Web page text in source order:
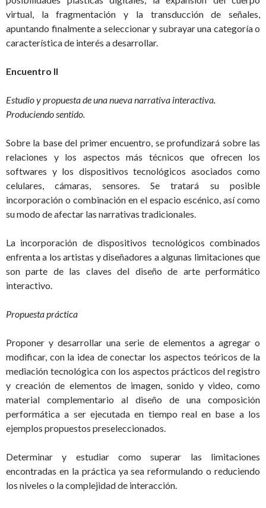
virtual, la fragmentación y la transducción de señales,
apuntando finalmente a seleccionar y subrayar una categoría o
característica de interés a desarrollar.
Encuentro II
Estudio y propuesta de una nueva narrativa interactiva.
Produciendo sentido.
Sobre la base del primer encuentro, se profundizará sobre las
relaciones y los aspectos más técnicos que ofrecen los
softwares y los dispositivos tecnológicos asociados como
celulares, cámaras, sensores. Se tratará su posible
incorporación o combinación en el espacio escénico, así como
su modo de afectar las narrativas tradicionales.
La incorporación de dispositivos tecnológicos combinados
enfrenta a los artistas y diseñadores a algunas limitaciones que
son parte de las claves del diseño de arte performático
interactivo.
Propuesta práctica
Proponer y desarrollar una serie de elementos a agregar o
modificar, con la idea de conectar los aspectos teóricos de la
mediación tecnológica con los aspectos prácticos del registro
y creación de elementos de imagen, sonido y video, como
material complementario al diseño de una composición
performática a ser ejecutada en tiempo real en base a los
ejemplos propuestos preseleccionados.
Determinar y estudiar como superar las limitaciones
encontradas en la práctica ya sea reformulando o reduciendo
los niveles o la complejidad de interacción.